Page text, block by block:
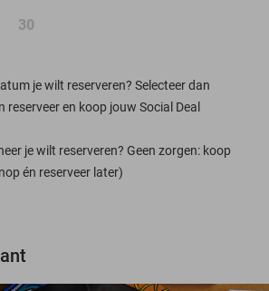
30
je wilt reserveren? Selecteer dan
reserveer en koop jouw Social Deal
je wilt reserveren? Geen zorgen: koop
én reserveer later)